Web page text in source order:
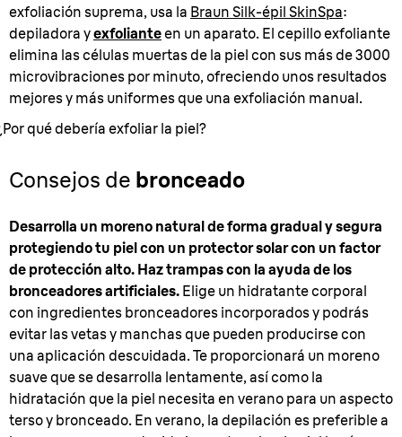
exfoliación suprema, usa la Braun Silk-épil SkinSpa:
depiladora yexfolianteen un aparato. El cepillo exfoliante
elimina las células muertas de la piel con sus más de 3000
microvibraciones por minuto, ofreciendo unos resultados
mejores y más uniformes que una exfoliación manual.
qué debería exfoliar la piel?
Consejos de bronceado
Desarrolla un moreno natural de forma gradual y segura
protegiendo tu piel con un protector solar con un factor
de protección alto. Haz trampas con la ayuda de los
bronceadores artificiales. Elige un hidratante corporal
con ingredientes bronceadores incorporados y podrás
evitar las vetas y manchas que pueden producirse con
una aplicación descuidada. Te proporcionará un moreno
suave que se desarrolla lentamente, así como la
hidratación que la piel necesita en verano para un aspecto
terso y bronceado. En verano, la depilación es preferible a